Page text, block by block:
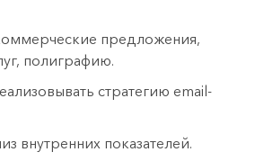
предложения,
полиграфию.
стратегию email-
внутренних показателей.